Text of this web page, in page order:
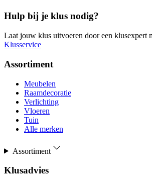
Hulp bij je klus nodig?
Laat jouw klus uitvoeren door een klusexpert
Klusservice
Assortiment
Meubelen
Raamdecoratie
Verlichting
Vloeren
Tuin
Alle merken
Assortiment
Klusadvies